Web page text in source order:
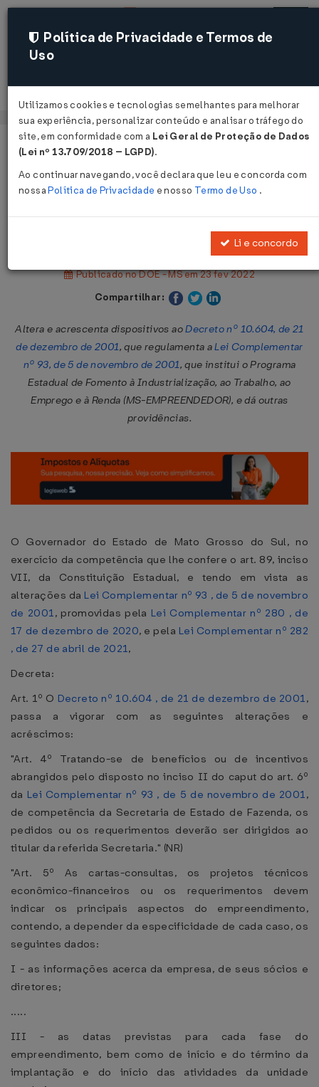
Acessar
Página Inicial
Legislações
Decreto Nº 15877 DE 22/02/2022
Publicado no DOE - MS em 23 fev 2022
Compartilhar:
Altera e acrescenta dispositivos aoDecreto nº 10.604, de 21
de dezembro de 2001, que regulamenta aLei Complementar
nº 93, de 5 de novembro de 2001, que institui o Programa
Estadual de Fomento à Industrialização, ao Trabalho, ao
Emprego e à Renda (MS-EMPREENDEDOR), e dá outras
providências.
O Governador do Estado de Mato Grosso do Sul, no
exercício da competência que lhe confere o art. 89, inciso
VII, da Constituição Estadual, e tendo em vista as
alterações da Lei Complementar nº 93 , de 5 de novembro
de 2001, promovidas pela Lei Complementar nº 280 , de
17 de dezembro de 2020, e pela Lei Complementar nº 282
, de 27 de abril de 2021,
Decreta:
Art. 1º O Decreto nº 10.604 , de 21 de dezembro de 2001,
passa a vigorar com as seguintes alterações e
acréscimos:
"Art. 4º Tratando-se de benefícios ou de incentivos
abrangidos pelo disposto no inciso II do caput do art. 6º
da Lei Complementar nº 93 , de 5 de novembro de 2001,
de competência da Secretaria de Estado de Fazenda, os
pedidos ou os requerimentos deverão ser dirigidos ao
titular da referida Secretaria." (NR)
"Art. 5º As cartas-consultas, os projetos técnicos
econômico-financeiros ou os requerimentos devem
indicar os principais aspectos do empreendimento,
contendo, a depender da especificidade de cada caso, os
seguintes dados:
I - as informações acerca da empresa, de seus sócios e
diretores;
.....
III - as datas previstas para cada fase do
empreendimento, bem como de início e do término da
implantação e do início das atividades da unidade
Política de Privacidade e Termos de
Uso
Utilizamos cookies e tecnologias semelhantes para melhorar
sua experiência, personalizar conteúdo e analisar o tráfego do
site, em conformidade com a Lei Geral de Proteção de Dados
(Lei nº 13.709/2018 – LGPD).
Ao continuar navegando, você declara que leu e concorda com
nossaPolítica de Privacidade e nosso Termo de Uso .
Li e concordo